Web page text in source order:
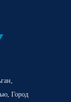
Город